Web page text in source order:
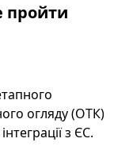
пройти
огляду (ОТК)
з ЄС.